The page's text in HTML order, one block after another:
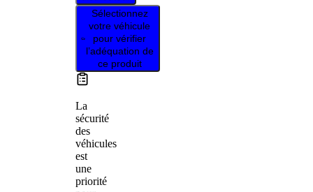
Sélectionnez
votre véhicule
pour vérifier
l’adéquation de
ce produit
La
sécurité
des
véhicules
est
une
priorité